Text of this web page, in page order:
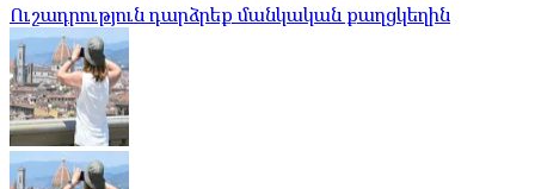
Ուշադրություն դարձրեք մանկական քաղցկեղին